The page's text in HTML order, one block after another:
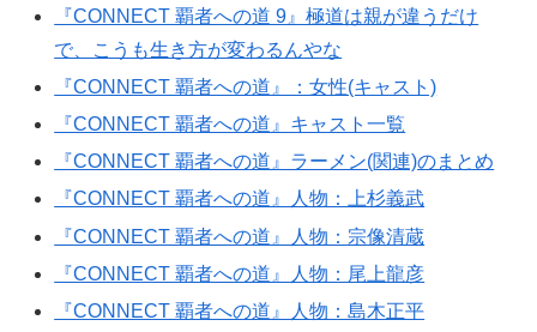
『CONNECT 覇者への道 9』極道は親が違うだけ
で、こうも生き方が変わるんやな
『CONNECT 覇者への道』：女性(キャスト)
『CONNECT 覇者への道』キャスト一覧
『CONNECT 覇者への道』ラーメン(関連)のまとめ
『CONNECT 覇者への道』人物：上杉義武
『CONNECT 覇者への道』人物：宗像清蔵
『CONNECT 覇者への道』人物：尾上龍彦
『CONNECT 覇者への道』人物：島木正平